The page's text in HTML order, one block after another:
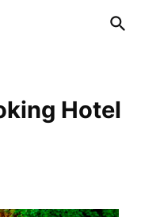
Hotel